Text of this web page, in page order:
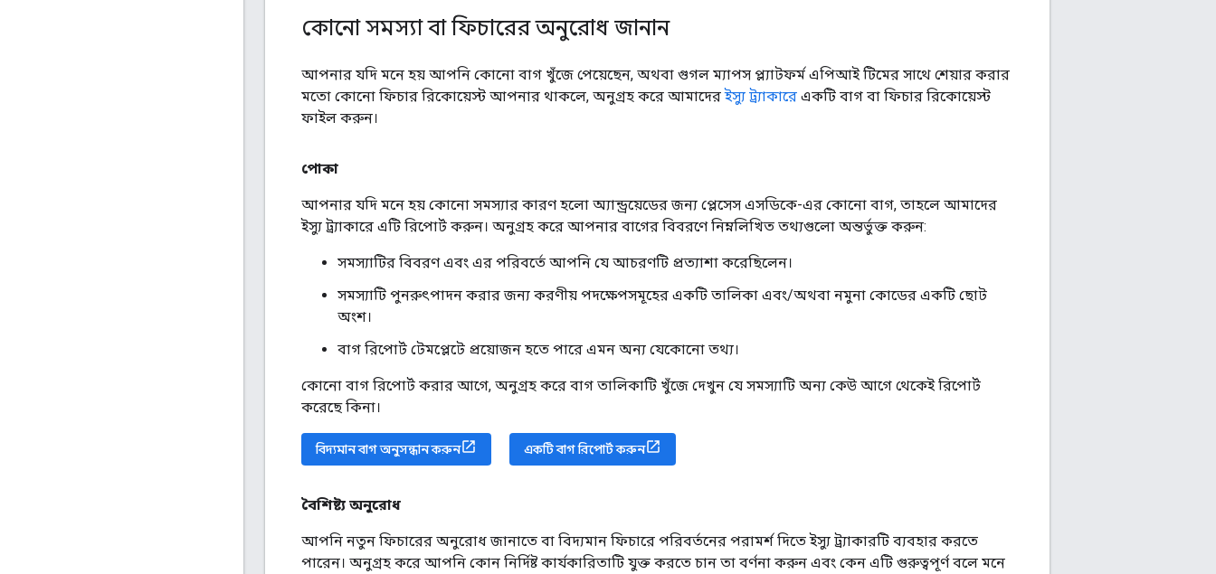
কোনো সমস্যা বা ফিচারের অনুরোধ জানান
আপনার যদি মনে হয় আপনি কোনো বাগ খুঁজে পেয়েছেন, অথবা গুগল ম্যাপস প্ল্যাটফর্ম এপিআই টিমের সাথে শেয়ার করার
মতো কোনো ফিচার রিকোয়েস্ট আপনার থাকলে, অনুগ্রহ করে আমাদেরইস্যু ট্র্যাকারে একটি বাগ বা ফিচার রিকোয়েস্ট
ফাইল করুন।
পোকা
আপনার যদি মনে হয় কোনো সমস্যার কারণ হলো অ্যান্ড্রয়েডের জন্য প্লেসেস এসডিকে-এর কোনো বাগ, তাহলে আমাদের
ইস্যু ট্র্যাকারে এটি রিপোর্ট করুন। অনুগ্রহ করে আপনার বাগের বিবরণে নিম্নলিখিত তথ্যগুলো অন্তর্ভুক্ত করুন:
সমস্যাটির বিবরণ এবং এর পরিবর্তে আপনি যে আচরণটি প্রত্যাশা করেছিলেন।
সমস্যাটি পুনরুৎপাদন করার জন্য করণীয় পদক্ষেপসমূহের একটি তালিকা এবং/অথবা নমুনা কোডের একটি ছোট
অংশ।
বাগ রিপোর্ট টেমপ্লেটে প্রয়োজন হতে পারে এমন অন্য যেকোনো তথ্য।
কোনো বাগ রিপোর্ট করার আগে, অনুগ্রহ করে বাগ তালিকাটি খুঁজে দেখুন যে সমস্যাটি অন্য কেউ আগে থেকেই রিপোর্ট
করেছে কিনা।
বিদ্যমান বাগ অনুসন্ধান করুন একটি বাগ রিপোর্ট করুন
বৈশিষ্ট্য অনুরোধ
আপনি নতুন ফিচারের অনুরোধ জানাতে বা বিদ্যমান ফিচারে পরিবর্তনের পরামর্শ দিতে ইস্যু ট্র্যাকারটি ব্যবহার করতে
পারেন। অনুগ্রহ করে আপনি কোন নির্দিষ্ট কার্যকারিতাটি যুক্ত করতে চান তা বর্ণনা করুন এবং কেন এটি গুরুত্বপূর্ণ বলে মনে